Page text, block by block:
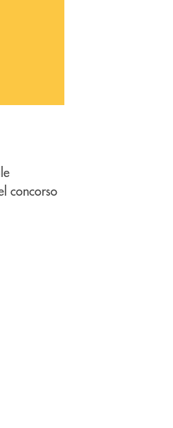
concorso